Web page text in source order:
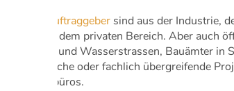
Auftraggebersind aus der Industrie,
sowie aus dem privaten Bereich. Aber auch
Verkehrs- und Wasserstrassen, Bauämter
umfangreiche oder fachlich übergreifende
Ingenieurbüros.